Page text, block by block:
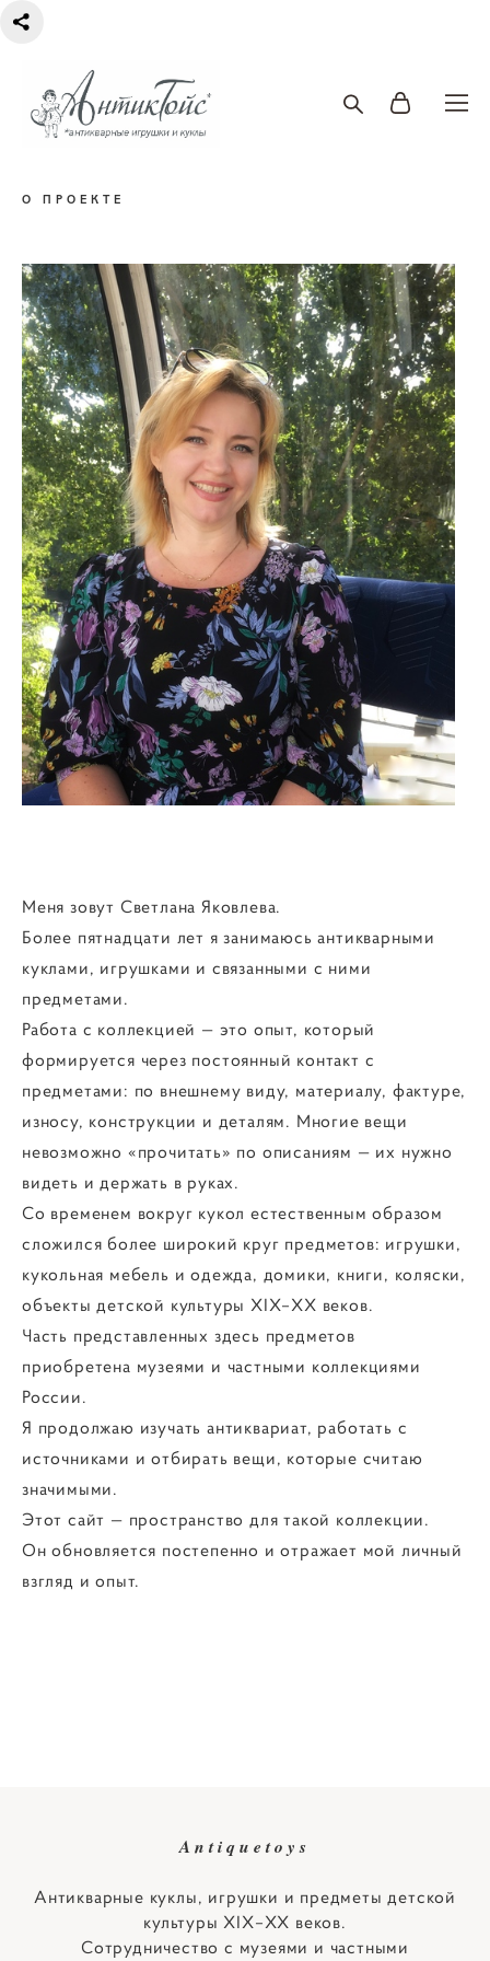
О ПРОЕКТЕ
Меня зовут Светлана Яковлева.
Более пятнадцати лет я занимаюсь антикварными
куклами, игрушками и связанными с ними
предметами.
Работа с коллекцией — это опыт, который
формируется через постоянный контакт с
предметами: по внешнему виду, материалу, фактуре,
износу, конструкции и деталям. Многие вещи
невозможно «прочитать» по описаниям — их нужно
видеть и держать в руках.
Со временем вокруг кукол естественным образом
сложился более широкий круг предметов: игрушки,
кукольная мебель и одежда, домики, книги, коляски,
объекты детской культуры XIX–XX веков.
Часть представленных здесь предметов
приобретена музеями и частными коллекциями
России.
Я продолжаю изучать антиквариат, работать с
источниками и отбирать вещи, которые считаю
значимыми.
Этот сайт — пространство для такой коллекции.
Он обновляется постепенно и отражает мой личный
взгляд и опыт.
Antiquetoys
Антикварные куклы, игрушки и предметы детской
культуры XIX–XX веков.
Сотрудничество с музеями и частными